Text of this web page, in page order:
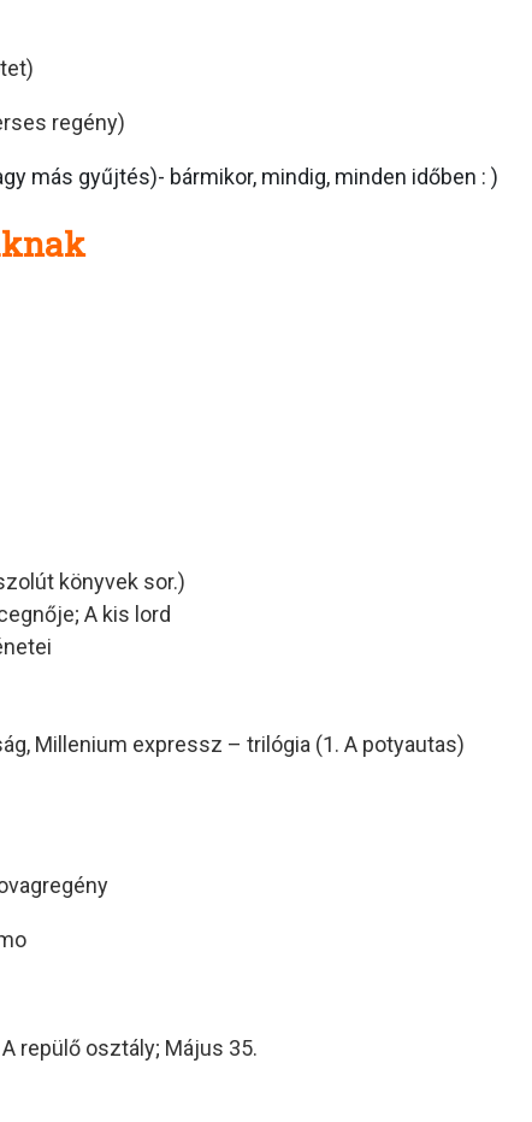
regény)
más gyűjtés)- bármikor, mindig, minden időben : )
könyvek sor.)
A kis lord
Millenium expressz – trilógia (1. A potyautas)
repülő osztály; Május 35.